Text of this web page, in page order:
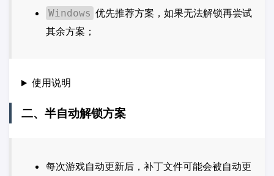
Windows 优先推荐方案，如果无法解锁再尝试
其余方案；
使用说明
二、半自动解锁方案
每次游戏自动更新后，补丁文件可能会被自动更